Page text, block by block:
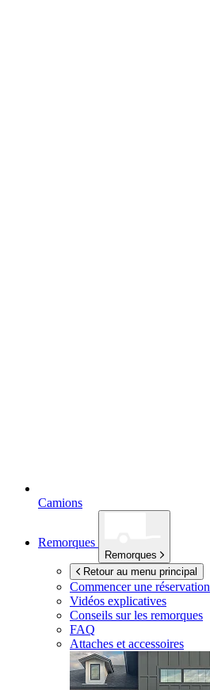
Camions
Remorques
Remorques
Retour au menu principal
Commencer une réservation
Vidéos explicatives
Conseils sur les remorques
FAQ
Attaches et accessoires